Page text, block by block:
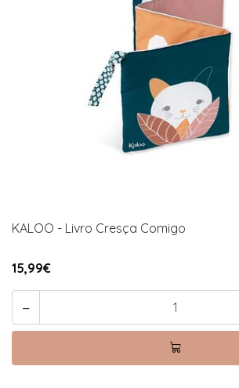
KALOO - Livro Cresça Comigo
15,99€
-